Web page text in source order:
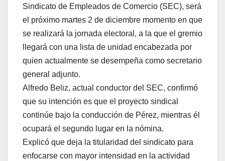
Sindicato de Empleados de Comercio (SEC), será
el próximo martes 2 de diciembre momento en que
se realizará la jornada electoral, a la que el gremio
llegará con una lista de unidad encabezada por
quien actualmente se desempeña como secretario
general adjunto.
Alfredo Beliz, actual conductor del SEC, confirmó
que su intención es que el proyecto sindical
continúe bajo la conducción de Pérez, mientras él
ocupará el segundo lugar en la nómina.
Explicó que deja la titularidad del sindicato para
enfocarse con mayor intensidad en la actividad